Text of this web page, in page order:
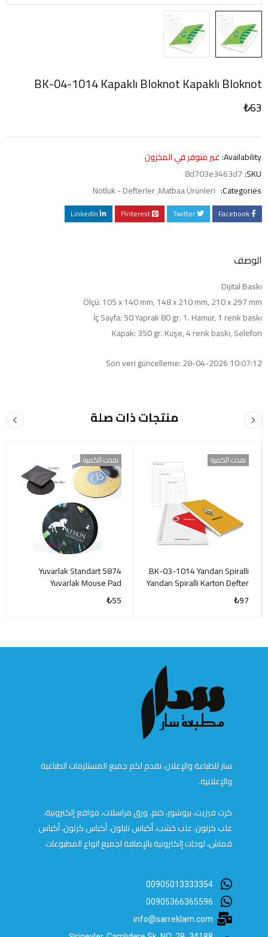
BK-04-1014 Kapaklı Bloknot Kapaklı Bloknot
₺63
Availability: غير متوفر في المخزون
SKU:
8d703e3463d7
Categories:
Matbaa Ürünleri
,
Notluk - Defterler
Facebook
Twitter
Pinterest
LinkedIn
الوصف
Dijital Baskı
Ölçü: 105 x 140 mm, 148 x 210 mm, 210 x 297 mm
İç Sayfa: 50 Yaprak 80 gr. 1. Hamur, 1 renk baskı
Kapak: 350 gr. Kuşe, 4 renk baskı, Selefon
Son veri güncelleme: 28-04-2026 10:07:12
منتجات ذات صلة
نفذت الكمية
BK-03-1014 Yandan Spiralli
Yandan Spiralli Karton Defter
₺97
نفذت الكمية
5874 Yuvarlak Standart
Yuvarlak Mouse Pad
₺55
سار للطباعة والإعلان، نقدم لكم جميع المستلزمات الطباعية
والإعلانية.
كرت فيزيت، بروشور، ختم، ورق مراسلات، مواقع إلكترونية،
علب كرتون، علب خشب، أكياس نايلون، أكياس كرتون، أكياس
قماش، لوحات إلكترونية بالإضافة لجميع انواع المطبوعات
00905013333354
00905366365596
info@sarreklam.com